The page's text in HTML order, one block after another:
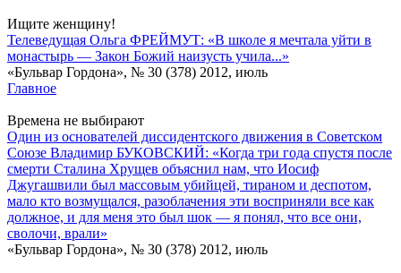
Ищите женщину!
Телеведущая Ольга ФРЕЙМУТ: «В школе я мечтала уйти в
монастырь — Закон Божий наизусть учила...»
«Бульвар Гордона», № 30 (378) 2012, июль
Главное
Времена не выбирают
Один из основателей диссидентского движения в Советском
Союзе Владимир БУКОВСКИЙ: «Когда три года спустя после
смерти Сталина Хрущев объяснил нам, что Иосиф
Джугашвили был массовым убийцей, тираном и деспотом,
мало кто возмущался, разоблачения эти восприняли все как
должное, и для меня это был шок — я понял, что все они,
сволочи, врали»
«Бульвар Гордона», № 30 (378) 2012, июль